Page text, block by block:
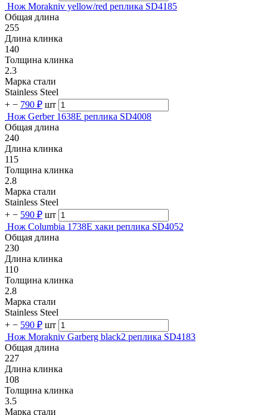
Нож Morakniv yellow/red реплика SD4185
Общая длина
255
Длина клинка
140
Толщина клинка
2.3
Марка стали
Stainless Steel
+ − 790 ₽ шт
Нож Gerber 1638E реплика SD4008
Общая длина
240
Длина клинка
115
Толщина клинка
2.8
Марка стали
Stainless Steel
+ − 590 ₽ шт
Нож Columbia 1738E хаки реплика SD4052
Общая длина
230
Длина клинка
110
Толщина клинка
2.8
Марка стали
Stainless Steel
+ − 590 ₽ шт
Нож Morakniv Garberg black2 реплика SD4183
Общая длина
227
Длина клинка
108
Толщина клинка
3.5
Марка стали